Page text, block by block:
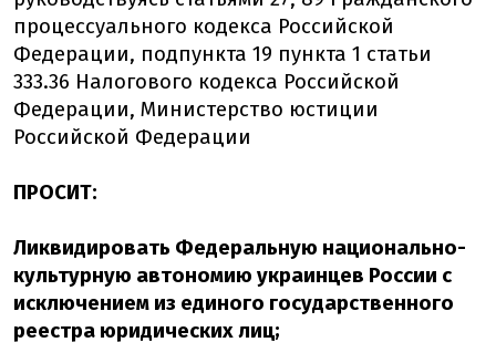
процессуального кодекса Российской
Федерации, подпункта 19 пункта 1 статьи
333.36 Налогового кодекса Российской
Федерации, Министерство юстиции
Российской Федерации
ПРОСИТ:
Ликвидировать Федеральную национально-
культурную автономию украинцев России с
исключением из единого государственного
реестра юридических лиц;